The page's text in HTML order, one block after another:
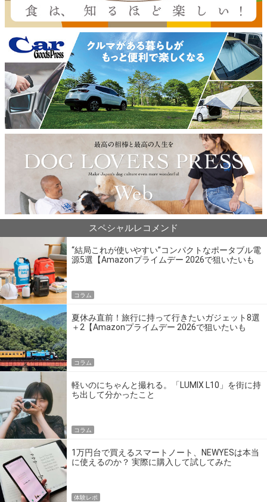
スペシャルレコメンド
“結局これが使いやすい”コンパクトなポータブル電
源5選【Amazonプライムデー 2026で狙いたいも
コラム
夏休み直前！旅行に持って行きたいガジェット8選
＋2【Amazonプライムデー 2026で狙いたいも
コラム
軽いのにちゃんと撮れる。「LUMIX L10」を街に持
ち出して分かったこと
コラム
1万円台で買えるスマートノート、NEWYESは本当
に使えるのか？ 実際に購入して試してみた
体験レポ